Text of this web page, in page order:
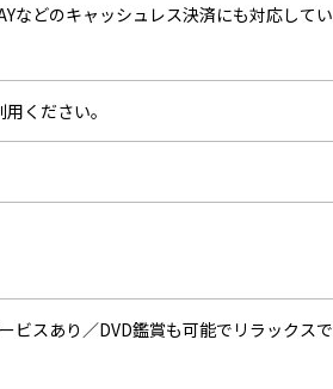
などのキャッシュレス決済にも対応してい
ください。
ビスあり／DVD鑑賞も可能でリラックスで